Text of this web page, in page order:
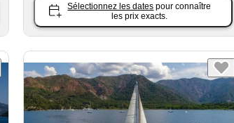
Sélectionnez les dates pour connaître
les prix exacts.